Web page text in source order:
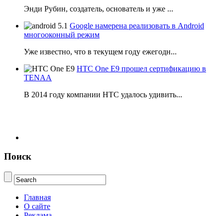
Энди Рубин, создатель, основатель и уже ...
Google намерена реализовать в Android
многооконный режим
Уже известно, что в текущем году ежегодн...
HTC One E9 прошел сертификацию в
TENAA
В 2014 году компании НТС удалось удивить...
Поиск
Главная
О сайте